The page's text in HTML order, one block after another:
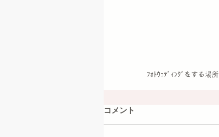
ﾌｫﾄｳｪﾃﾞｨﾝｸﾞをする場
コメント